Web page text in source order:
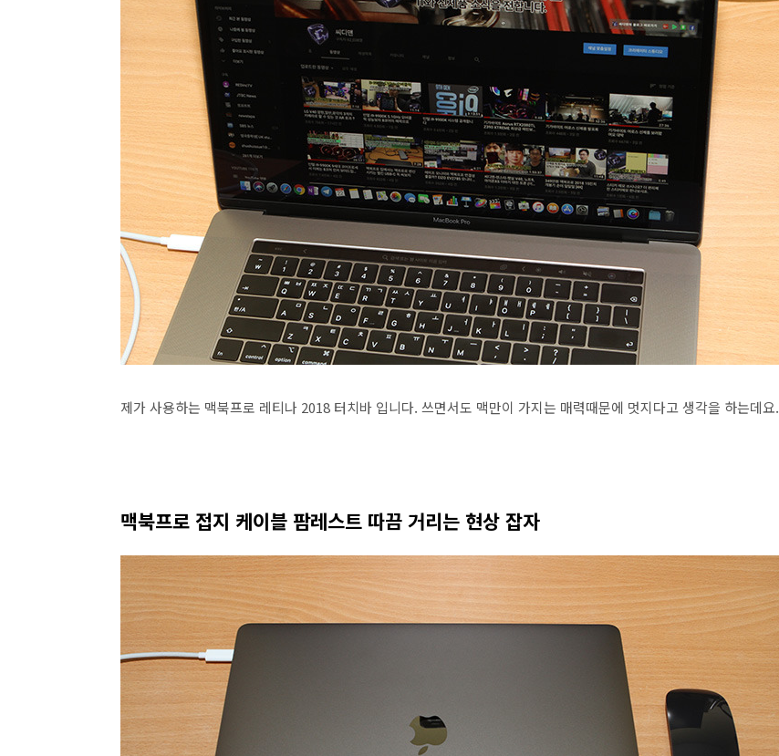
제가 사용하는 맥북프로 레티나 2018 터치바 입니다. 쓰면서도 맥만이 가지는 매력때문에 멋지다고 생각을 하는데요.
맥북프로 접지 케이블 팜레스트 따끔 거리는 현상 잡자